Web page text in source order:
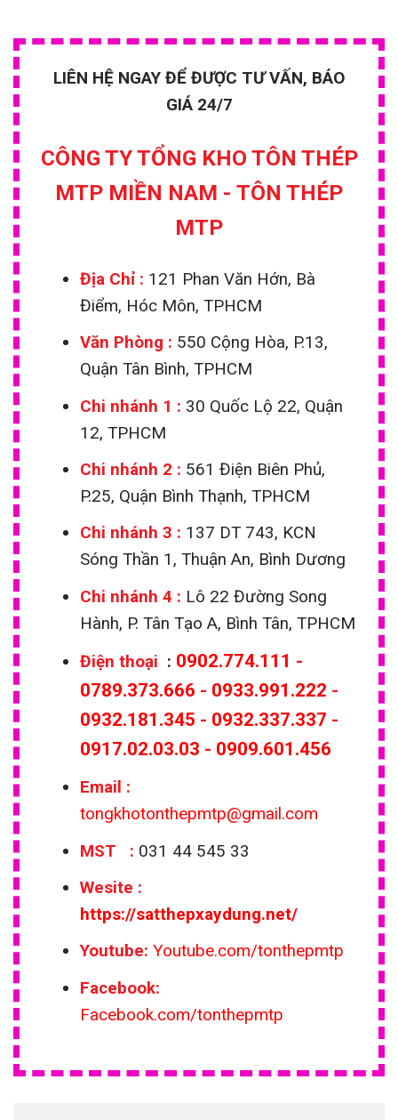
LIÊN HỆ NGAY ĐỂ ĐƯỢC TƯ VẤN, BÁO
GIÁ 24/7
CÔNG TY TỔNG KHO TÔN THÉP
MTP MIỀN NAM - TÔN THÉP
MTP
Địa Chỉ : 121 Phan Văn Hớn, Bà
Điểm, Hóc Môn, TPHCM
Văn Phòng : 550 Cộng Hòa, P.13,
Quận Tân Bình, TPHCM
Chi nhánh 1 : 30 Quốc Lộ 22, Quận
12, TPHCM
Chi nhánh 2 : 561 Điện Biên Phủ,
P.25, Quận Bình Thạnh, TPHCM
Chi nhánh 3 : 137 DT 743, KCN
Sóng Thần 1, Thuận An, Bình Dương
Chi nhánh 4 : Lô 22 Đường Song
Hành, P. Tân Tạo A, Bình Tân, TPHCM
Điện thoại : 0902.774.111 -
0789.373.666 - 0933.991.222 -
0932.181.345 - 0932.337.337 -
0917.02.03.03 - 0909.601.456
Email :
tongkhotonthepmtp@gmail.com
MST : 031 44 545 33
Wesite :
https://satthepxaydung.net/
Youtube: Youtube.com/tonthepmtp
Facebook:
Facebook.com/tonthepmtp